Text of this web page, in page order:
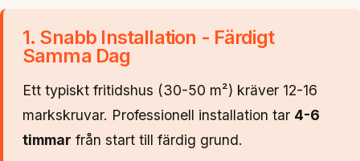
1. Snabb Installation - Färdigt
Samma Dag
Ett typiskt fritidshus (30-50 m²) kräver 12-16
markskruvar. Professionell installation tar 4-6
timmar från start till färdig grund.